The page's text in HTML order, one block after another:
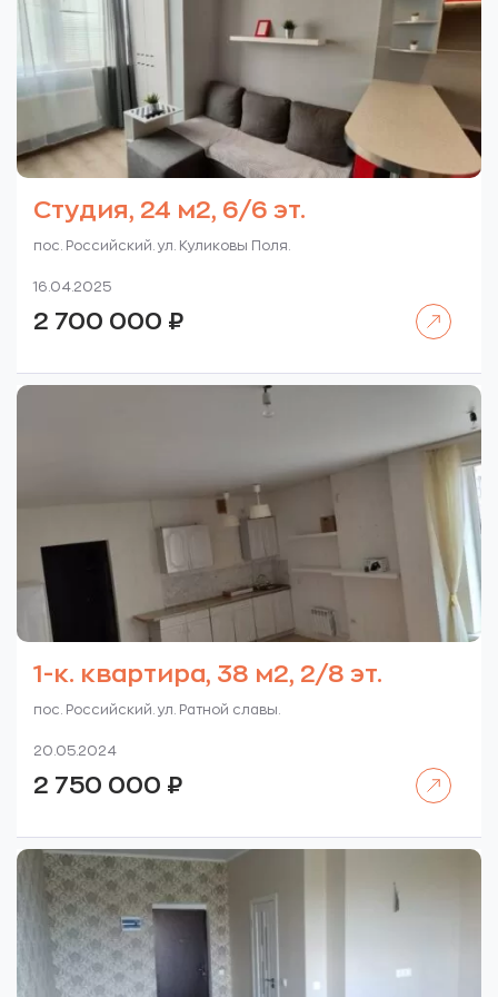
Студия, 24 м2, 6/6 эт.
пос. Российский. ул. Куликовы Поля.
16.04.2025
2 700 000 ₽
1-к. квартира, 38 м2, 2/8 эт.
пос. Российский. ул. Ратной славы.
20.05.2024
2 750 000 ₽